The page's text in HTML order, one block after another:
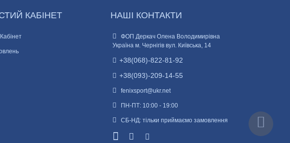
КАБІНЕТ НАШІ КОНТАКТИ
ФОП Деркач Олена Володимирівна
Україна м. Чернігів вул. Київська, 14
+38(068)-822-81-92
+38(093)-209-14-55
fenixsport@ukr.net
ПН-ПТ: 10:00 - 19:00
СБ-НД: тільки приймаємо замовлення